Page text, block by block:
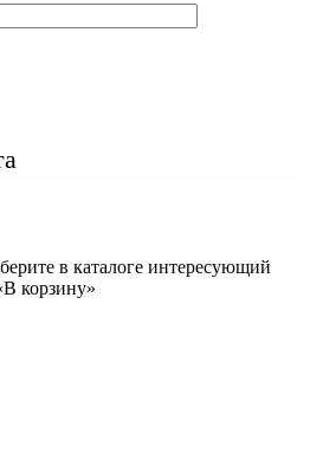
в каталоге интересующий
корзину»